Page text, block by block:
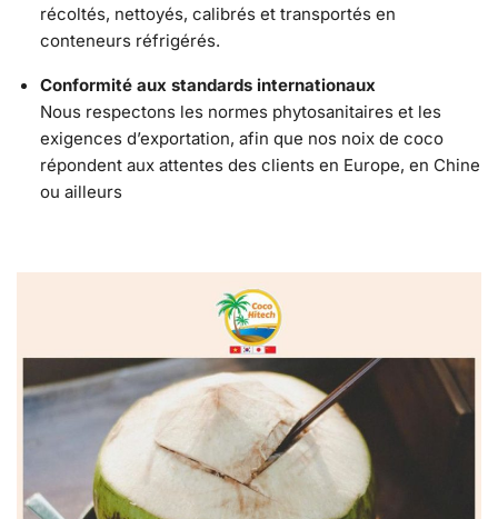
récoltés, nettoyés, calibrés et transportés en
conteneurs réfrigérés.
Conformité aux standards internationaux
Nous respectons les normes phytosanitaires et les
exigences d’exportation, afin que nos noix de coco
répondent aux attentes des clients en Europe, en Chine
ou ailleurs